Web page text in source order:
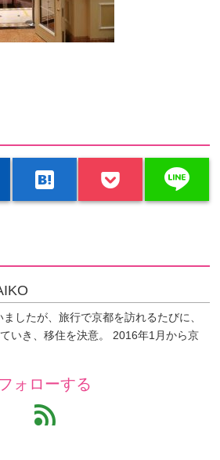
hatenabookmark line
したが、旅行で京都を訪れるたびに、
いき、移住を決意。 2016年1月から京
フォローする
feed